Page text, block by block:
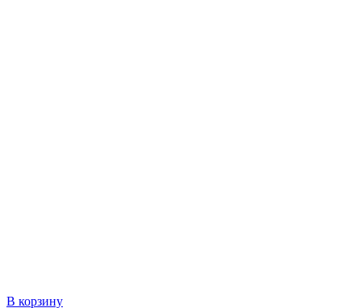
В корзину